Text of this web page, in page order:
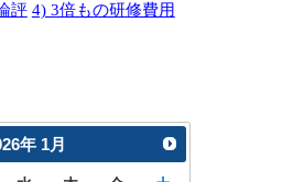
評 4) 3倍もの研修費用
年 1月